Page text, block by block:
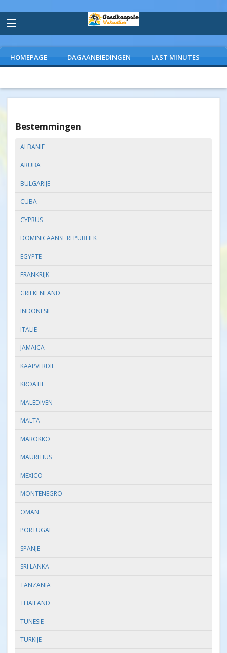
HOMEPAGE DAGAANBIEDINGEN LAST MINUTES
Bestemmingen
ALBANIE
ARUBA
BULGARIJE
CUBA
CYPRUS
DOMINICAANSE REPUBLIEK
EGYPTE
FRANKRIJK
GRIEKENLAND
INDONESIE
ITALIE
JAMAICA
KAAPVERDIE
KROATIE
MALEDIVEN
MALTA
MAROKKO
MAURITIUS
MEXICO
MONTENEGRO
OMAN
PORTUGAL
SPANJE
SRI LANKA
TANZANIA
THAILAND
TUNESIE
TURKIJE